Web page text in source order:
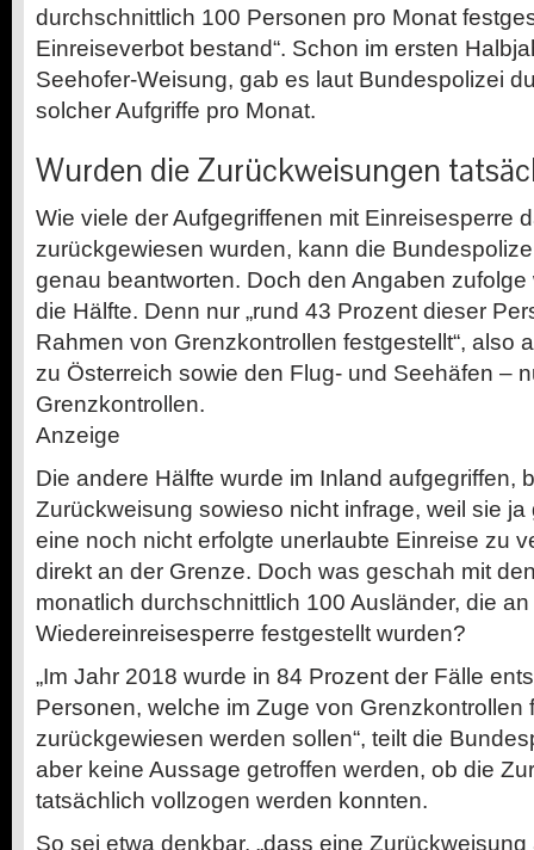
durchschnittlich 100 Personen pro Monat
Einreiseverbot bestand“. Schon im ersten
Seehofer-Weisung, gab es laut Bundespolizei
solcher Aufgriffe pro Monat.
Wurden die Zurückweisungen
Wie viele der Aufgegriffenen mit Einreisesperre
zurückgewiesen wurden, kann die
genau beantworten. Doch den Angaben
die Hälfte. Denn nur „rund 43 Prozent dieser
Rahmen von Grenzkontrollen festgestellt“, also
zu Österreich sowie den Flug- und Seehäfen –
Grenzkontrollen.
Anzeige
Die andere Hälfte wurde im Inland aufgegriffen,
Zurückweisung sowieso nicht infrage, weil sie
eine noch nicht erfolgte unerlaubte Einreise zu
direkt an der Grenze. Doch was geschah mit
monatlich durchschnittlich 100 Ausländer, die
Wiedereinreisesperre festgestellt wurden?
„Im Jahr 2018 wurde in 84 Prozent der Fälle
Personen, welche im Zuge von Grenzkontrollen
zurückgewiesen werden sollen“, teilt die
aber keine Aussage getroffen werden, ob die
tatsächlich vollzogen werden konnten.
So sei etwa denkbar, „dass eine